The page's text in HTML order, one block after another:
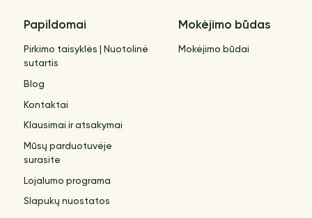
Papildomai
Pirkimo taisyklės | Nuotolinė
sutartis
Blog
Kontaktai
Klausimai ir atsakymai
Mūsų parduotuvėje
surasite
Lojalumo programa
Slapukų nuostatos
Mokėjimo būdas
Mokėjimo būdai